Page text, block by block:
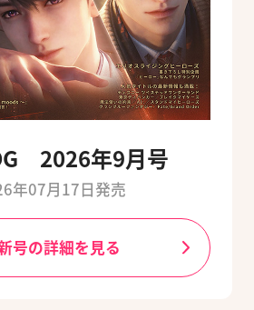
2026年9月号
年07月17日発売
号の詳細を見る